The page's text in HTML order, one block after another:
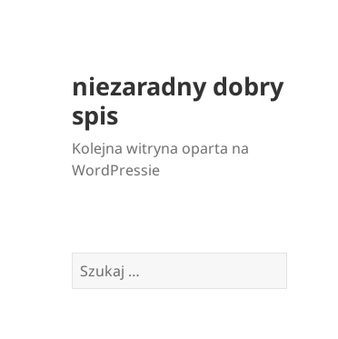
niezaradny dobry
spis
Kolejna witryna oparta na
WordPressie
Szukaj: